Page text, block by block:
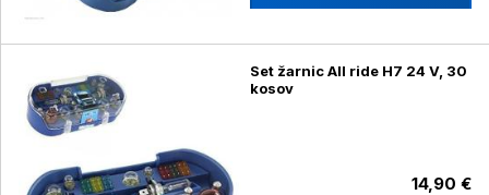
Set žarnic All ride H7 24 V, 30
kosov
14,90 €